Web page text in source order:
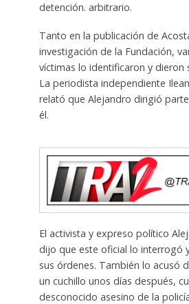
detención. arbitrario.
Tanto en la publicación de
investigación de la Fundación,
víctimas lo identificaron y dieron
La periodista independiente
relató que Alejandro dirigió
él.
El activista y expreso político
dijo que este oficial lo interrogó
sus órdenes. También lo acusó
un cuchillo unos días después,
desconocido asesino de la